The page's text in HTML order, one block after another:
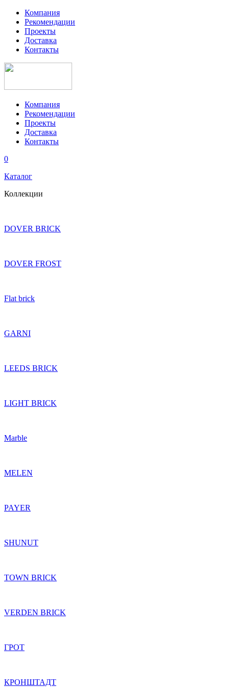
Компания
Рекомендации
Проекты
Доставка
Контакты
Компания
Рекомендации
Проекты
Доставка
Контакты
0
Каталог
Коллекции
DOVER BRICK
DOVER FROST
Flat brick
GARNI
LEEDS BRICK
LIGHT BRICK
Marble
MELEN
PAYER
SHUNUT
TOWN BRICK
VERDEN BRICK
ГРОТ
КРОНШТАДТ